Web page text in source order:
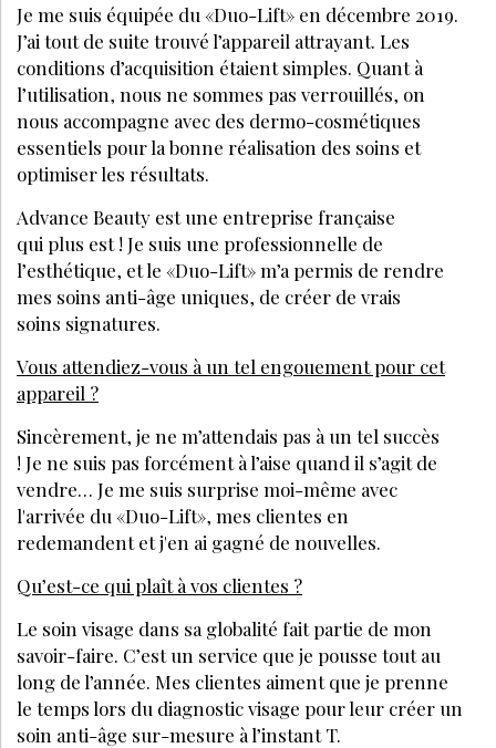
Je me suis équipée du «Duo-Lift» en décembre 2019.
J’ai tout de suite trouvé l’appareil attrayant. Les
conditions d’acquisition étaient simples. Quant à
l’utilisation, nous ne sommes pas verrouillés, on
nous accompagne avec des dermo-cosmétiques
essentiels pour la bonne réalisation des soins et
optimiser les résultats.
Advance Beauty est une entreprise française
qui plus est ! Je suis une professionnelle de
l’esthétique, et le «Duo-Lift» m’a permis de rendre
mes soins anti-âge uniques, de créer de vrais
soins signatures.
Vous attendiez-vous à un tel engouement pour cet
appareil ?
Sincèrement, je ne m’attendais pas à un tel succès
! Je ne suis pas forcément à l’aise quand il s’agit de
vendre… Je me suis surprise moi-même avec
l'arrivée du «Duo-Lift», mes clientes en
redemandent et j'en ai gagné de nouvelles.
Qu’est-ce qui plaît à vos clientes ?
Le soin visage dans sa globalité fait partie de mon
savoir-faire. C’est un service que je pousse tout au
long de l’année. Mes clientes aiment que je prenne
le temps lors du diagnostic visage pour leur créer un
soin anti-âge sur-mesure à l’instant T.